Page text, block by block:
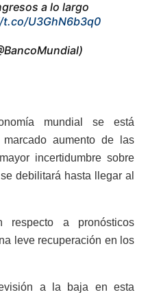
a lo largo
U3GhN6b3q0
mundial se está
aumento de las
incertidumbre sobre
debilitará hasta llegar al
respecto a pronósticos
leve recuperación en los
a la baja en esta